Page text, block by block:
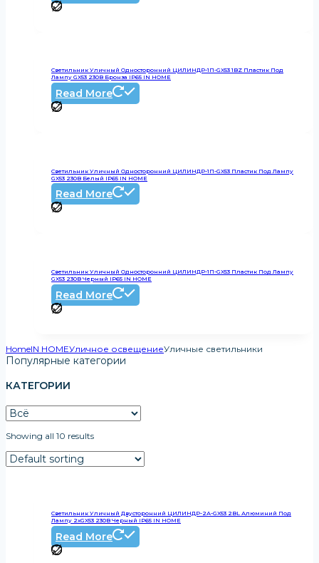
Светильник Уличный Односторонний ЦИЛИНДР-1П-GX53 1BZ Пластик Под
Лампу GX53 230B Бронза IP65 IN HOME
Read More
Светильник Уличный Односторонний ЦИЛИНДР-1П-GX53 Пластик Под Лампу
GX53 230B Белый IP65 IN HOME
Read More
Светильник Уличный Односторонний ЦИЛИНДР-1П-GX53 Пластик Под Лампу
GX53 230B Черный IP65 IN HOME
Read More
HomeIN HOMEУличное освещениеУличные светильники
Популярные категории
КАТЕГОРИИ
Showing all 10 results
Светильник Уличный Двусторонний ЦИЛИНДР-2А-GX53 2BL Алюминий Под
Лампу 2хGX53 230B Черный IP65 IN HOME
Read More